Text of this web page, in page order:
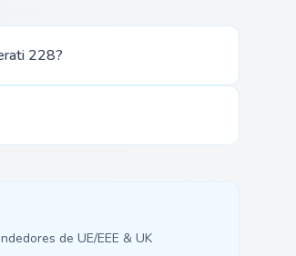
228?
de UE/EEE & UK